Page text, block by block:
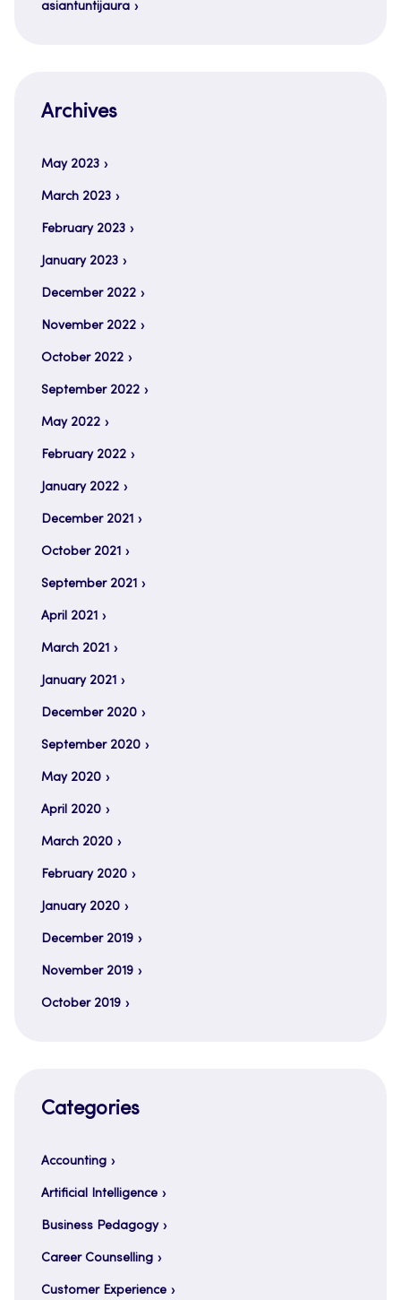
asiantuntijaura
Archives
May 2023
March 2023
February 2023
January 2023
December 2022
November 2022
October 2022
September 2022
May 2022
February 2022
January 2022
December 2021
October 2021
September 2021
April 2021
March 2021
January 2021
December 2020
September 2020
May 2020
April 2020
March 2020
February 2020
January 2020
December 2019
November 2019
October 2019
Categories
Accounting
Artificial Intelligence
Business Pedagogy
Career Counselling
Customer Experience